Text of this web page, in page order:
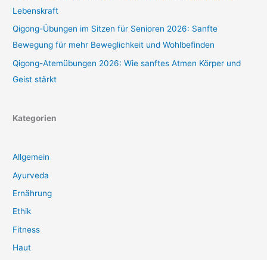
Lebenskraft
Qigong-Übungen im Sitzen für Senioren 2026: Sanfte
Bewegung für mehr Beweglichkeit und Wohlbefinden
Qigong-Atemübungen 2026: Wie sanftes Atmen Körper und
Geist stärkt
Kategorien
Allgemein
Ayurveda
Ernährung
Ethik
Fitness
Haut